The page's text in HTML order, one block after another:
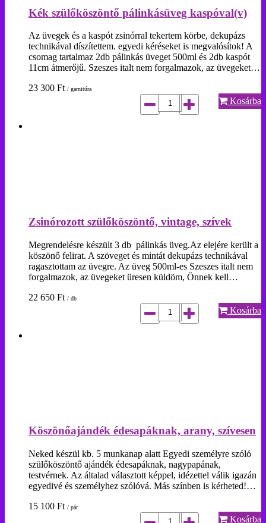
Kék szülőköszöntő pálinkásüveg kaspóval(v)
Az üvegek és a kaspót zsinórral tekertem körbe, dekupázs
technikával díszítettem. egyedi kéréseket is megvalósítok! A
csomag tartalmaz 2db pálinkás üveget 500ml és 2db kaspót
11cm átmerőjű. Szeszes italt nem forgalmazok, az üvegeket…
23 300 Ft / garnitúra
Kosárba
Zsinórozott szülőköszöntő, vintage, szívek
Megrendelésre készült 3 db pálinkás üveg.Az elejére került a
köszönő felirat. A szöveget és mintát dekupázs technikával
ragasztottam az üvegre. Az üveg 500ml-es Szeszes italt nem
forgalmazok, az üvegeket üresen küldöm, Önnek kell…
22 650 Ft / db
Kosárba
Köszönőajándék édesapáknak, arany, szívesen
Neked készül kb. 5 munkanap alatt Egyedi személyre szóló
szülőköszöntő ajándék édesapáknak, nagypapának,
testvérnek. Az általad választott képpel, idézettel válik igazán
egyedivé és személyhez szólóvá. Más színben is kérheted!…
15 100 Ft / pár
Kosárba